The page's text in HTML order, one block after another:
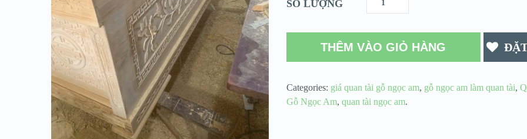
SỐ LƯỢNG
THÊM VÀO GIỎ HÀNG
Categories: giá quan tài gỗ ngọc am, gỗ ngọc am làm quan tài,
Gỗ Ngọc Am, quan tài ngọc am.